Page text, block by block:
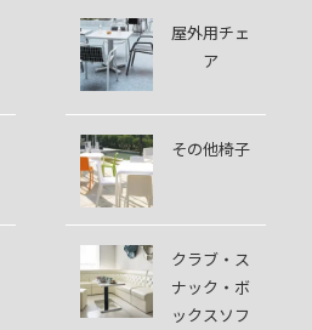
屋外用チェ
ア
その他椅子
クラブ・ス
ナック・ボ
ックスソフ